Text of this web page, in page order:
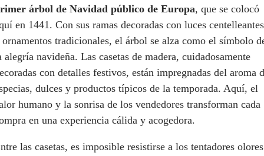
árbol de Navidad público de Europa, que se colocó
en 1441. Con sus ramas decoradas con luces centelleantes
tradicionales, el árbol se alza como el símbolo
alegría navideña. Las casetas de madera, cuidadosamente
con detalles festivos, están impregnadas del aroma
dulces y productos típicos de la temporada. Aquí, el
humano y la sonrisa de los vendedores transforman cada
en una experiencia cálida y acogedora.
las casetas, es imposible resistirse a los tentadores olores